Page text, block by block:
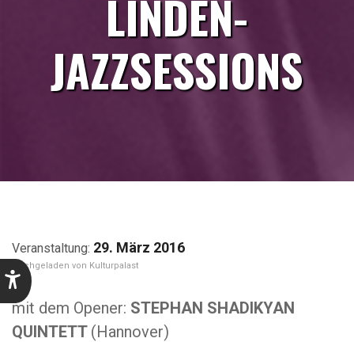
LINDEN-
JAZZSESSIONS
29. März 2016
Kulturpalast
mit dem Opener: STEPHAN SHADIKYAN
QUINTETT (Hannover)